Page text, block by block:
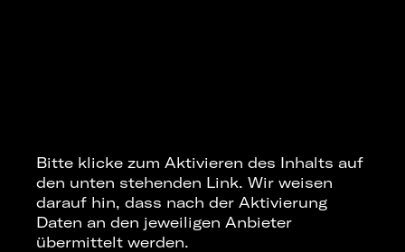
Rapper an einem Mikrofon fähig ist, sollte
2024 nicht die Chance darauf verpassen.
CR7Z ist ein Ausnahme-Emcee in allen
Belangen, der seiner Crowd in ingesamt 12
Städten erneut unvergessliche, begeisternde
Bitte klicke zum Aktivieren des Inhalts auf
den unten stehenden Link. Wir weisen
darauf hin, dass nach der Aktivierung
Daten an den jeweiligen Anbieter
übermittelt werden.